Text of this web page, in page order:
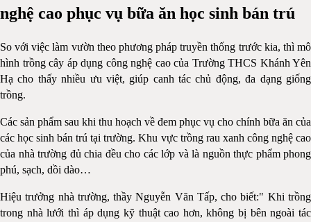
nghệ cao phục vụ bữa ăn học sinh bán trú
So với việc làm vườn theo phương pháp truyền thống trước kia, thì mô
hình trồng cây áp dụng công nghệ cao của Trường THCS Khánh Yên
Hạ cho thấy nhiều ưu việt, giúp canh tác chủ động, đa dạng giống
trồng.
Các sản phẩm sau khi thu hoạch về đem phục vụ cho chính bữa ăn của
các học sinh bán trú tại trường. Khu vực trồng rau xanh công nghệ cao
của nhà trường đủ chia đều cho các lớp và là nguồn thực phẩm phong
phú, sạch, dồi dào…
Hiệu trưởng nhà trường, thầy Nguyễn Văn Tấp, cho biết:" Khi trồng
trong nhà lưới thì áp dụng kỹ thuật cao hơn, không bị bên ngoài tác